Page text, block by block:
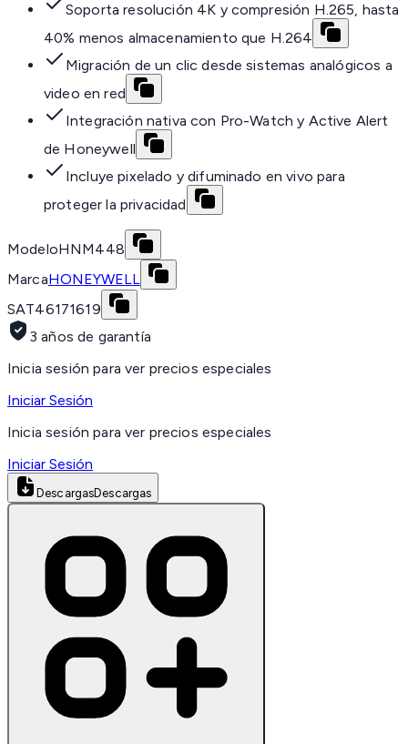
Soporta resolución 4K y compresión H.265, hasta
40% menos almacenamiento que H.264
Migración de un clic desde sistemas analógicos a
video en red
Integración nativa con Pro-Watch y Active Alert
de Honeywell
Incluye pixelado y difuminado en vivo para
proteger la privacidad
ModeloHNM448
MarcaHONEYWELL
SAT46171619
3 años de garantía
Inicia sesión para ver precios especiales
Iniciar Sesión
Inicia sesión para ver precios especiales
Iniciar Sesión
DescargasDescargas